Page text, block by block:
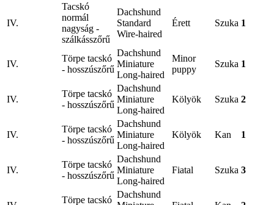
IV.
Tacskó
normál
nagyság -
szálkásszőrű
Dachshund
Standard
Wire-haired
Érett Szuka 1
IV.
Törpe tacskó
- hosszúszőrű
Dachshund
Miniature
Long-haired
Minor
puppy
Szuka 1
IV.
Törpe tacskó
- hosszúszőrű
Dachshund
Miniature
Long-haired
Kölyök Szuka 2
IV.
Törpe tacskó
- hosszúszőrű
Dachshund
Miniature
Long-haired
Kölyök Kan 1
IV.
Törpe tacskó
- hosszúszőrű
Dachshund
Miniature
Long-haired
Fiatal Szuka 3
Törpe tacskó
Dachshund